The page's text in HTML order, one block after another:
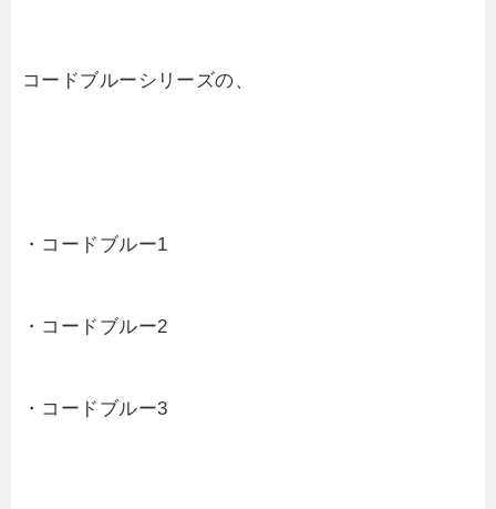
コードブルーシリーズの、
・コードブルー1
・コードブルー2
・コードブルー3